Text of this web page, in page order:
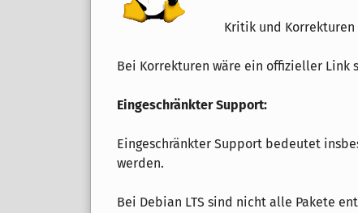
Kritik und
Bei Korrekturen wäre ein offizieller Link
Eingeschränkter Support:
Eingeschränkter Support bedeutet
werden.
Bei Debian LTS sind nicht alle Pakete